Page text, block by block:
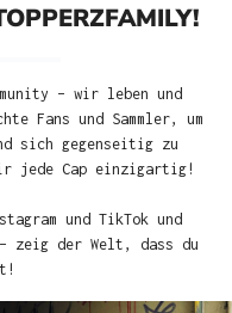
– wir leben und
Fans und Sammler, um
sich gegenseitig zu
jede Cap einzigartig!
und TikTok und
zeig der Welt, dass du